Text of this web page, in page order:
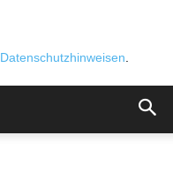
Datenschutzhinweisen